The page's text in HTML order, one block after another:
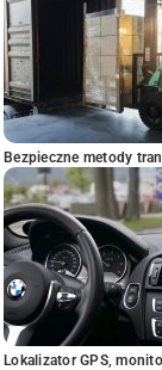
Bezpieczne metody
Lokalizator GPS,